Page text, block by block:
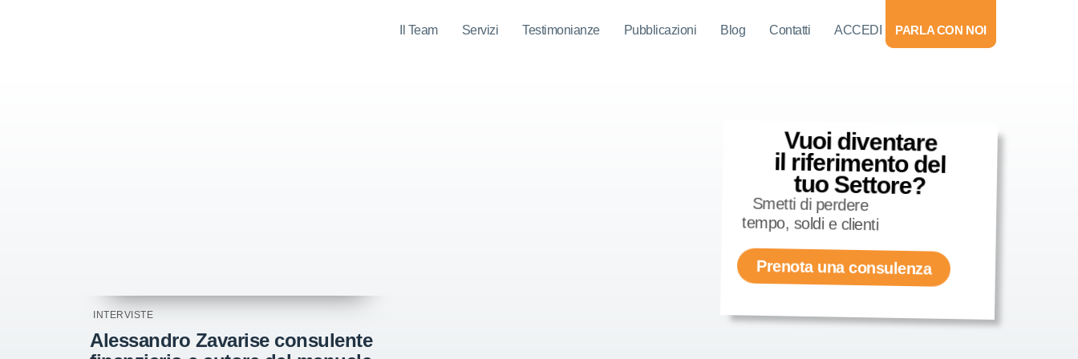
Il Team Servizi Testimonianze Pubblicazioni Blog Contatti ACCEDI PARLA CON NOI
INTERVISTE
Alessandro Zavarise consulente
Vuoi diventare
il riferimento del
tuo Settore?
Smetti di perdere
tempo, soldi e clienti
Prenota una consulenza